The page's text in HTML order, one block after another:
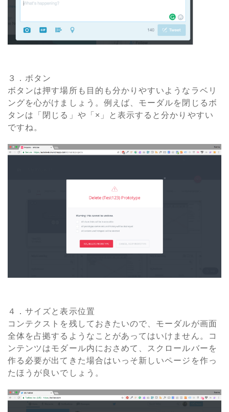
３．ボタン
ボタンは押す場所も目的も分かりやすいようなラベリ
ングを心がけましょう。例えば、モーダルを閉じるボ
タンは「閉じる」や「×」と表示すると分かりやすい
ですね。
４．サイズと表示位置
コンテクストを残しておきたいので、モーダルが画面
全体を占拠するようなことがあってはいけません。コ
ンテンツはモダール内におさめて、スクロールバーを
作る必要が出てきた場合はいっそ新しいページを作っ
たほうが良いでしょう。